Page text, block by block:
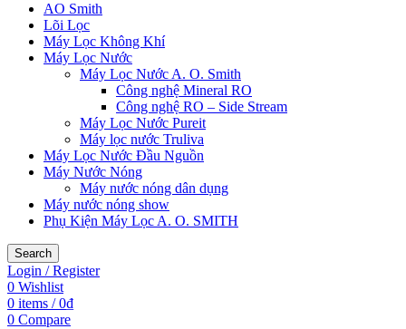
AO Smith
Lõi Lọc
Máy Lọc Không Khí
Máy Lọc Nước
Máy Lọc Nước A. O. Smith
Công nghệ Mineral RO
Công nghệ RO – Side Stream
Máy Lọc Nước Pureit
Máy lọc nước Truliva
Máy Lọc Nước Đầu Nguồn
Máy Nước Nóng
Máy nước nóng dân dụng
Máy nước nóng show
Phụ Kiện Máy Lọc A. O. SMITH
Search
Login / Register
0 Wishlist
0 items / 0₫
0 Compare